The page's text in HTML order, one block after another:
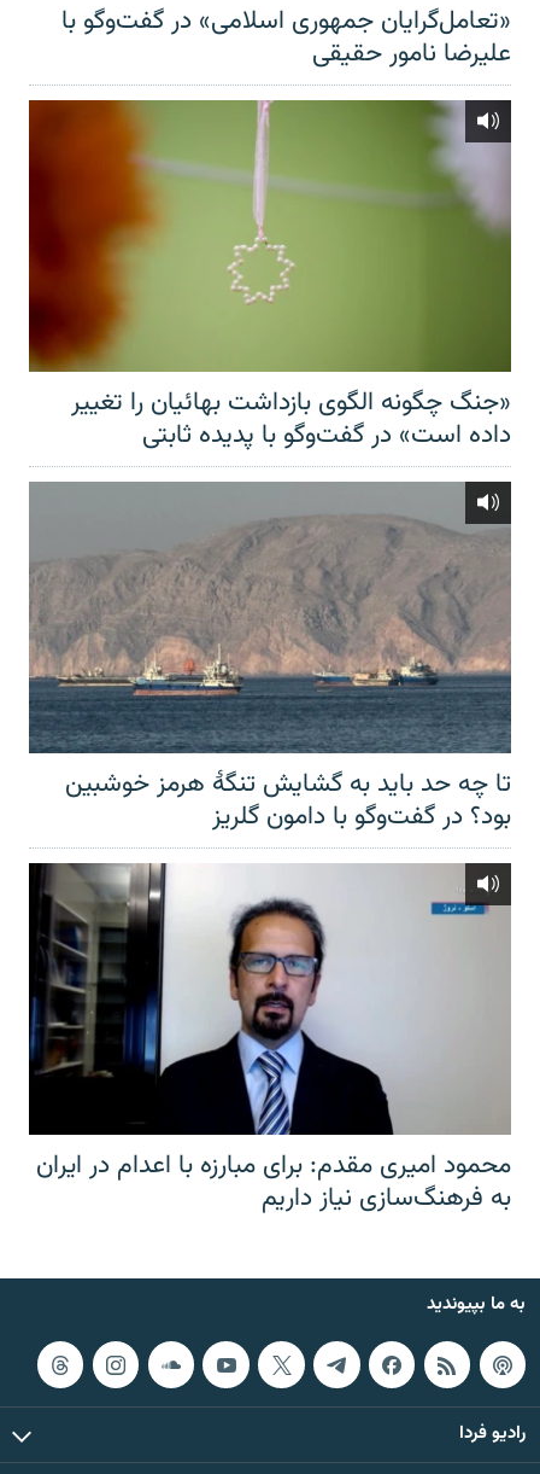
«تعامل‌گرایان جمهوری اسلامی» در گفت‌وگو با
علیرضا نامور حقیقی
«جنگ چگونه الگوی بازداشت بهائیان را تغییر
داده است» در گفت‌وگو با پدیده ثابتی
تا چه حد باید به گشایش تنگهٔ هرمز خوشبین
بود؟ در گفت‌وگو با دامون گلریز
محمود امیری مقدم: برای مبارزه با اعدام در ایران
به فرهنگ‌سازی نیاز داریم
به ما بپیوندید
رادیو فردا